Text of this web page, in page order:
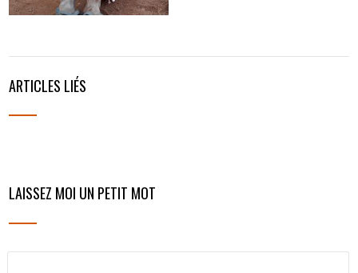
ARTICLES LIÉS
LAISSEZ MOI UN PETIT MOT